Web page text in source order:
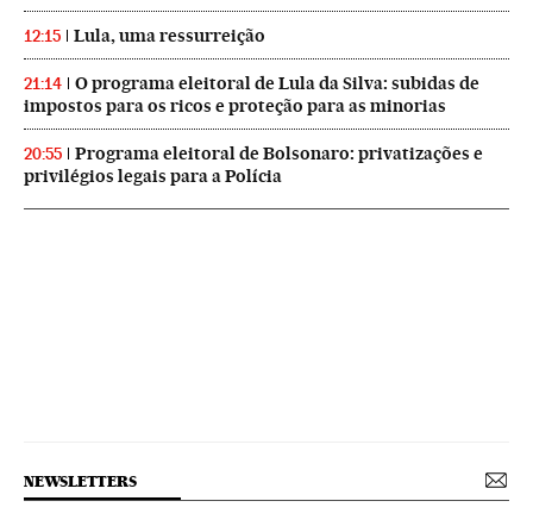
12:15 Lula, uma ressurreição
21:14
O programa eleitoral de Lula da Silva: subidas de
impostos para os ricos e proteção para as minorias
20:55
Programa eleitoral de Bolsonaro: privatizações e
privilégios legais para a Polícia
NEWSLETTERS